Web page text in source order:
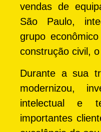
vendas de
São Paulo,
grupo
construção civil, o
Durante a sua
modernizou,
intelectual e
importantes